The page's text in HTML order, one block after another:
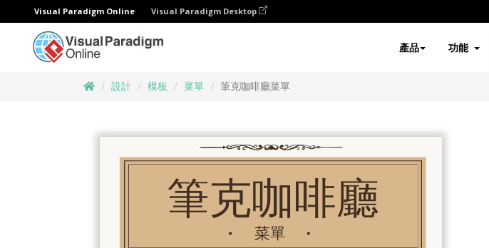
Visual Paradigm Online Visual Paradigm Desktop
產品 功能
設計 模板 菜單 筆克咖啡廳菜單